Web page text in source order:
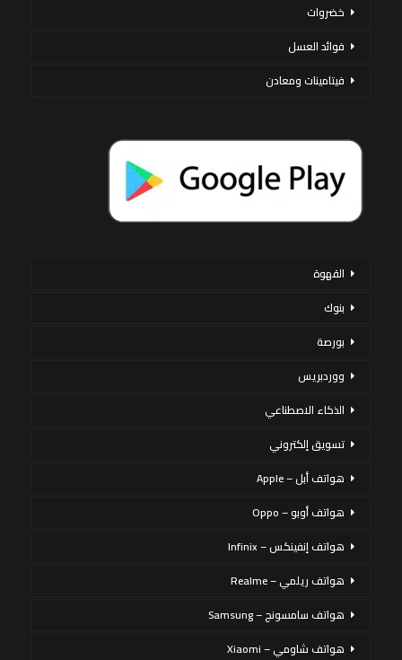
خضروات
فوائد العسل
فيتامينات ومعادن
القهوة
بنوك
بورصة
ووردبريس
الذكاء الاصطناعي
تسويق إلكتروني
هواتف أبل – Apple
هواتف أوبو – Oppo
هواتف إنفينكس – Infinix
هواتف ريلمي – Realme
هواتف سامسونج – Samsung
هواتف شاومي – Xiaomi